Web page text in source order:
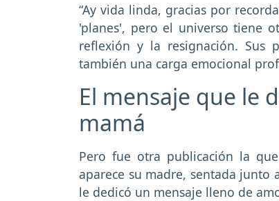
“Ay vida linda, gracias por
'planes', pero el universo tiene
reflexión y la resignación. Sus
también una carga emocional
El mensaje que le
mamá
Pero fue otra publicación la
aparece su madre, sentada junto
le dedicó un mensaje lleno de